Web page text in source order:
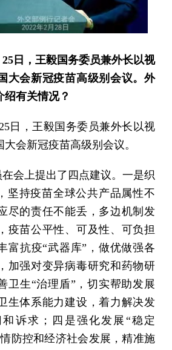
日，王毅国务委员兼外长以视
大会新冠疫苗高级别会议。外
绍有关情况？
日，王毅国务委员兼外长以视
会新冠疫苗高级别会议。
会上提出了四点建议。一是织
坚持疫苗全球公共产品属性不
尽的责任不能丢，多边机制发
疫苗公平性、可及性、可负担
富抗疫“武器库”，做优做强各
加强对变异病毒研究和药物研
卫生“治理盾”，切实帮助发展
生体系能力建设，着力解决发
诉求；四是强化发展“稳定
防控和经济社会发展，精准施